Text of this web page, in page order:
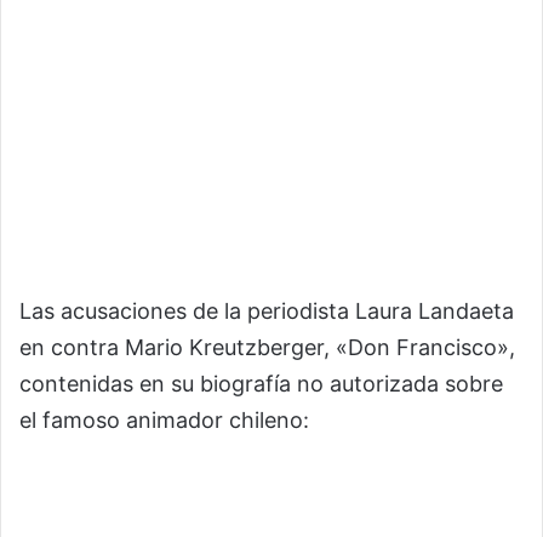
Las acusaciones de la periodista Laura Landaeta
en contra Mario Kreutzberger, «Don Francisco»,
contenidas en su biografía no autorizada sobre
el famoso animador chileno: